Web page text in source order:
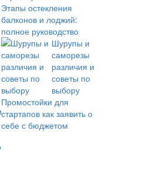
Этапы остекления
балконов и лоджий:
полное руководство
Шурупы и
саморезы
различия и
советы по
выбору
Промостойки для
стартапов как заявить о
себе с бюджетом